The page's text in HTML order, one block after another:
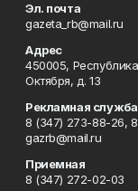
Эл. почта
gazeta_rb@mail.ru
Адрес
450005,
Октября, д. 13
Рекламная служба
8 (347) 273-88-26,
gazrb@mail.ru
Приемная
8 (347) 272-02-03